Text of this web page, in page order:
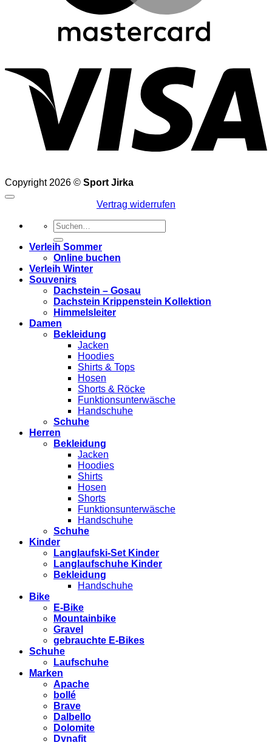
Copyright 2026 © Sport Jirka
Vertrag widerrufen
Suchen
nach:
Verleih Sommer
Online buchen
Verleih Winter
Souvenirs
Dachstein – Gosau
Dachstein Krippenstein Kollektion
Himmelsleiter
Damen
Bekleidung
Jacken
Hoodies
Shirts & Tops
Hosen
Shorts & Röcke
Funktionsunterwäsche
Handschuhe
Schuhe
Herren
Bekleidung
Jacken
Hoodies
Shirts
Hosen
Shorts
Funktionsunterwäsche
Handschuhe
Schuhe
Kinder
Langlaufski-Set Kinder
Langlaufschuhe Kinder
Bekleidung
Handschuhe
Bike
E-Bike
Mountainbike
Gravel
gebrauchte E-Bikes
Schuhe
Laufschuhe
Marken
Apache
bollé
Brave
Dalbello
Dolomite
Dynafit